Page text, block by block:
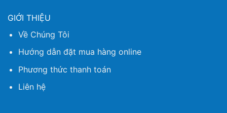
GIỚI THIỆU
Về Chúng Tôi
Hướng dẫn đặt mua hàng online
Phương thức thanh toán
Liên hệ